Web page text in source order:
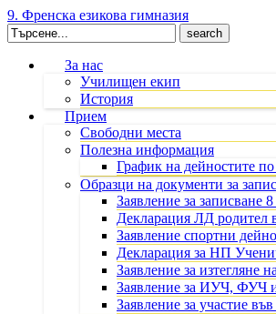
9. Френска езикова гимназия
Search
for:
За нас
Училищен екип
История
Прием
Свободни места
Полезна информация
График на дейностите
Образци на документи за
Заявление за записване
Декларация ЛД родител
Заявление спортни
Декларация за НП
Заявление за изтегляне
Заявление за ИУЧ, ФУЧ
Заявление за участие